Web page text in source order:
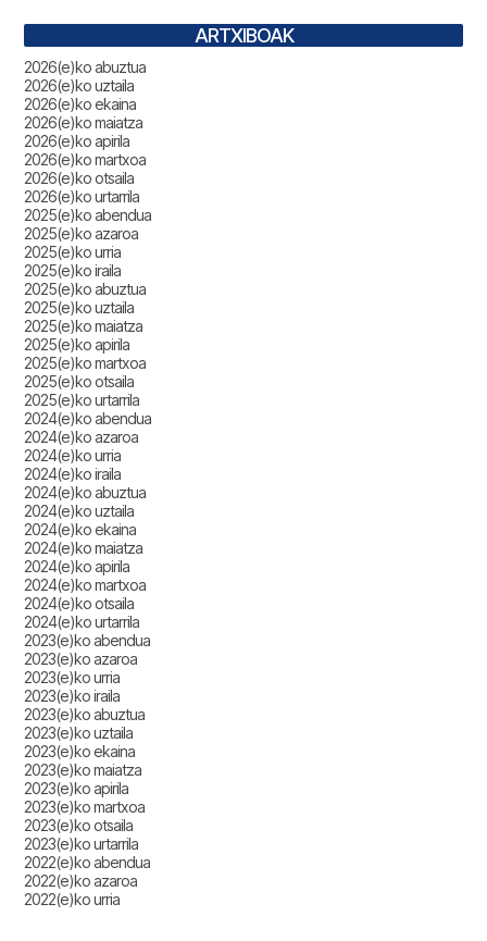
ARTXIBOAK
2026(e)ko abuztua
2026(e)ko uztaila
2026(e)ko ekaina
2026(e)ko maiatza
2026(e)ko apirila
2026(e)ko martxoa
2026(e)ko otsaila
2026(e)ko urtarrila
2025(e)ko abendua
2025(e)ko azaroa
2025(e)ko urria
2025(e)ko iraila
2025(e)ko abuztua
2025(e)ko uztaila
2025(e)ko maiatza
2025(e)ko apirila
2025(e)ko martxoa
2025(e)ko otsaila
2025(e)ko urtarrila
2024(e)ko abendua
2024(e)ko azaroa
2024(e)ko urria
2024(e)ko iraila
2024(e)ko abuztua
2024(e)ko uztaila
2024(e)ko ekaina
2024(e)ko maiatza
2024(e)ko apirila
2024(e)ko martxoa
2024(e)ko otsaila
2024(e)ko urtarrila
2023(e)ko abendua
2023(e)ko azaroa
2023(e)ko urria
2023(e)ko iraila
2023(e)ko abuztua
2023(e)ko uztaila
2023(e)ko ekaina
2023(e)ko maiatza
2023(e)ko apirila
2023(e)ko martxoa
2023(e)ko otsaila
2023(e)ko urtarrila
2022(e)ko abendua
2022(e)ko azaroa
2022(e)ko urria